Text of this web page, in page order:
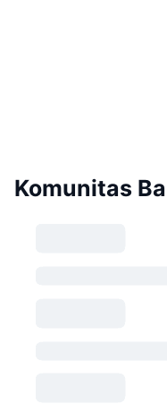
Komunitas